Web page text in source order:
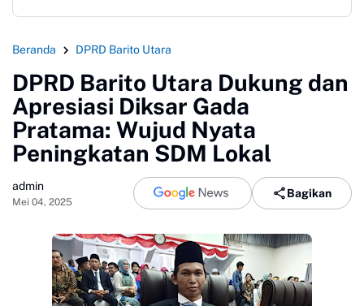
Beranda DPRD Barito Utara
DPRD Barito Utara Dukung dan
Apresiasi Diksar Gada
Pratama: Wujud Nyata
Peningkatan SDM Lokal
admin
Mei 04, 2025
Bagikan